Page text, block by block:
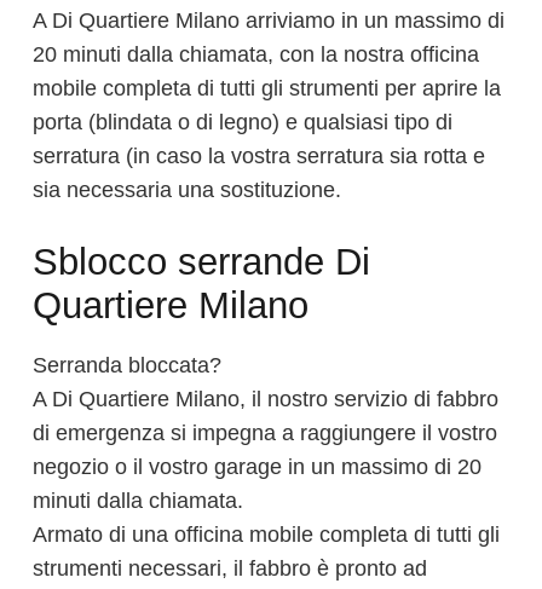
A Di Quartiere Milano arriviamo in un massimo di
20 minuti dalla chiamata, con la nostra officina
mobile completa di tutti gli strumenti per aprire la
porta (blindata o di legno) e qualsiasi tipo di
serratura (in caso la vostra serratura sia rotta e
sia necessaria una sostituzione.
Sblocco serrande Di
Quartiere Milano
Serranda bloccata?
A Di Quartiere Milano, il nostro servizio di fabbro
di emergenza si impegna a raggiungere il vostro
negozio o il vostro garage in un massimo di 20
minuti dalla chiamata.
Armato di una officina mobile completa di tutti gli
strumenti necessari, il fabbro è pronto ad